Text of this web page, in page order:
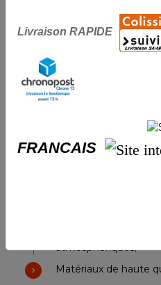
Calotte avec à
cémenté anti-
Absence d'espaces
d'insérer un
cylindre que sur les
Clé "Chicago" avec
Serrure testée avec
d'ouverture et de
atmosphériques;
Matériaux de haute
Livraison RAPIDE
FRANCAIS